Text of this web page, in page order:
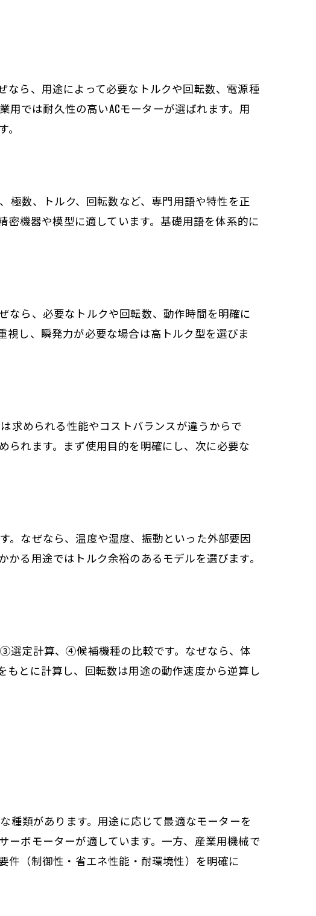
ント
算法
礎
ント
る
説
基準
ト
影響
する
ント
ら、用途によって必要なトルクや回転数、電源種
用では耐久性の高いACモーターが選ばれます。用
極数、トルク、回転数など、専門用語や特性を正
密機器や模型に適しています。基礎用語を体系的に
なら、必要なトルクや回転数、動作時間を明確に
し、瞬発力が必要な場合は高トルク型を選びま
求められる性能やコストバランスが違うからで
られます。まず使用目的を明確にし、次に必要な
。なぜなら、温度や湿度、振動といった外部要因
る用途ではトルク余裕のあるモデルを選びます。
定計算、④候補機種の比較です。なぜなら、体
とに計算し、回転数は用途の動作速度から逆算し
種類があります。用途に応じて最適なモーターを
ボモーターが適しています。一方、産業用機械で
件（制御性・省エネ性能・耐環境性）を明確に